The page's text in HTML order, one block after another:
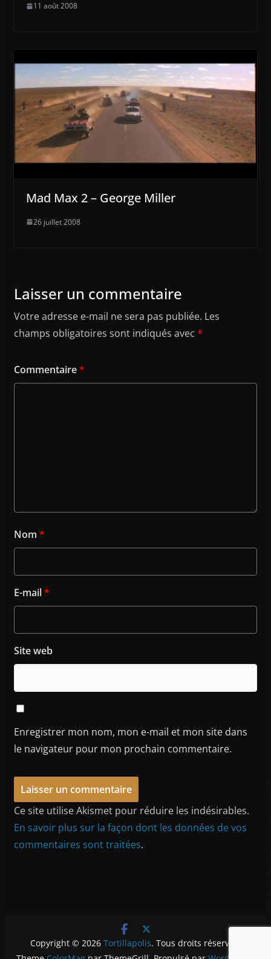
11 août 2008
Mad Max 2 – George Miller
26 juillet 2008
Laisser un commentaire
Votre adresse e-mail ne sera pas publiée. Les
champs obligatoires sont indiqués avec *
Commentaire*
Nom *
E-mail*
Site web
Enregistrer mon nom, mon e-mail et mon site dans
le navigateur pour mon prochain commentaire.
Ce site utilise Akismet pour réduire les indésirables.
En savoir plus sur la façon dont les données de vos
commentaires sont traitées.
Copyright © 2026 Tortillapolis. Tous droits réservés.